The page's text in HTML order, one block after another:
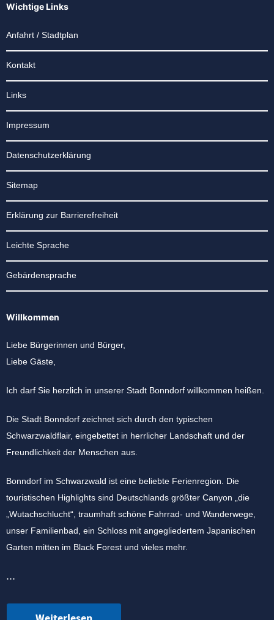
Wichtige Links
Anfahrt / Stadtplan
Kontakt
Links
Impressum
Datenschutzerklärung
Sitemap
Erklärung zur Barrierefreiheit
Leichte Sprache
Gebärdensprache
Willkommen
Liebe Bürgerinnen und Bürger,
Liebe Gäste,
Ich darf Sie herzlich in unserer Stadt Bonndorf willkommen heißen.
Die Stadt Bonndorf zeichnet sich durch den typischen
Schwarzwaldflair, eingebettet in herrlicher Landschaft und der
Freundlichkeit der Menschen aus.
Bonndorf im Schwarzwald ist eine beliebte Ferienregion. Die
touristischen Highlights sind Deutschlands größter Canyon „die
„Wutachschlucht“, traumhaft schöne Fahrrad- und Wanderwege,
unser Familienbad, ein Schloss mit angegliedertem Japanischen
Garten mitten im Black Forest und vieles mehr.
...